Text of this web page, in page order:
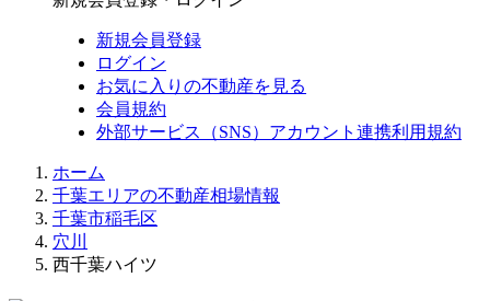
新規会員登録
ログイン
お気に入りの不動産を見る
会員規約
外部サービス（SNS）アカウント連携利用規約
ホーム
千葉エリアの不動産相場情報
千葉市稲毛区
穴川
西千葉ハイツ